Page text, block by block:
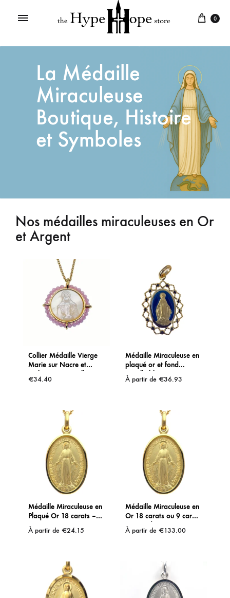
0
La Médaille
Miraculeuse
Boutique, Histoire
et Symboles
Nos médailles miraculeuses en Or
et Argent
Collier Médaille Vierge
Marie sur Nacre et
Léo & Géo
€34.40
Médaille Miraculeuse en
plaqué or et fond
émaillé bleu – 18 mm ou
25 mm
À partir de €36.93
Médaille Miraculeuse en
Plaqué Or 18 carats –
Protection et Grâce
À partir de €24.15
Médaille Miraculeuse en
Or 18 carats ou 9 carats
– Bijou de Foi
Intemporel
À partir de €133.00